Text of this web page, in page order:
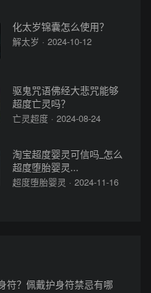
化太岁锦囊怎么使用？
解太岁 · 2024-10-12
驱鬼咒语佛经大悲咒能够
超度亡灵吗？
亡灵超度 · 2024-08-24
淘宝超度婴灵可信吗_怎么
超度堕胎婴灵...
超度堕胎婴灵 · 2024-11-16
符？佩戴护身符禁忌有哪